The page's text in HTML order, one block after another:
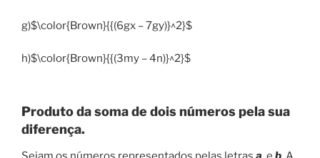
g)$\color{Brown}{{(6gx – 7gy)}^2}$
h)$\color{Brown}{{(3my – 4n)}^2}$
Produto da soma de dois números pela sua
diferença.